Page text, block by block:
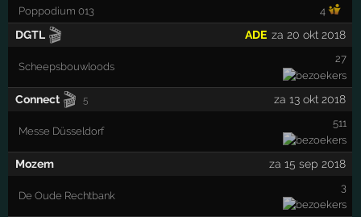
Poppodium 013 4
DGTL 🎬 za 20 okt 2018
ADE
Scheepsbouwloods
27
Connect 🎬 5 za 13 okt 2018
Messe Düsseldorf
511
Mozem za 15 sep 2018
De Oude Rechtbank
3